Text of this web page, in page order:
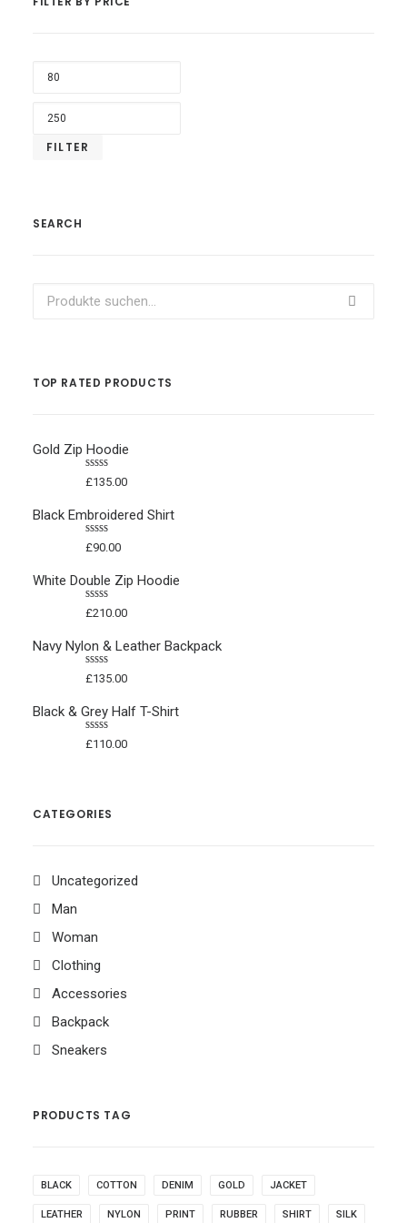
FILTER
SEARCH
Suche
TOP RATED PRODUCTS
Gold Zip Hoodie
Bewertet
mit4.50
£135.00
Black Embroidered Shirt
Bewertet
mit4.50
£90.00
White Double Zip Hoodie
Bewertet
mit 4.50
£210.00
Navy Nylon & Leather Backpack
Bewertet
mit4.50
£135.00
Black & Grey Half T-Shirt
Bewertet
mit 4.50
£110.00
CATEGORIES
Uncategorized
Man
Woman
Clothing
Accessories
Backpack
Sneakers
PRODUCTS TAG
BLACK COTTON DENIM GOLD JACKET
LEATHER NYLON PRINT RUBBER SHIRT SILK